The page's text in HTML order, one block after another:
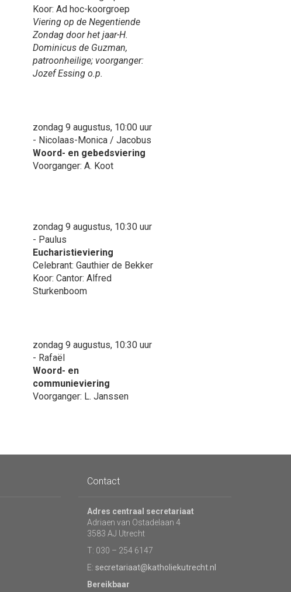
Koor: Ad hoc-koorgroep
Viering op de Negentiende
Zondag door het jaar-H.
Dominicus de Guzman,
patroonheilige; voorganger:
Jozef Essing o.p.
zondag 9 augustus, 10:00 uur
- Nicolaas-Monica / Jacobus
Woord- en gebedsviering
Voorganger: A. Koot
zondag 9 augustus, 10:30 uur
- Paulus
Eucharistieviering
Celebrant: Gauthier de Bekker
Koor: Cantor: Alfred
Sturkenboom
zondag 9 augustus, 10:30 uur
- Rafaël
Woord- en
communieviering
Voorganger: L. Janssen
Contact
Adres centraal secretariaat
Adriaen van Ostadelaan 4
3583 AJ Utrecht
T: 030 – 254 6147
E: secretariaat@katholiekutrecht.nl
Bereikbaar